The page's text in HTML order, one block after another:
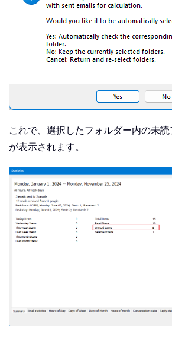
これで、選択したフォルダー内の未
が表示されます。